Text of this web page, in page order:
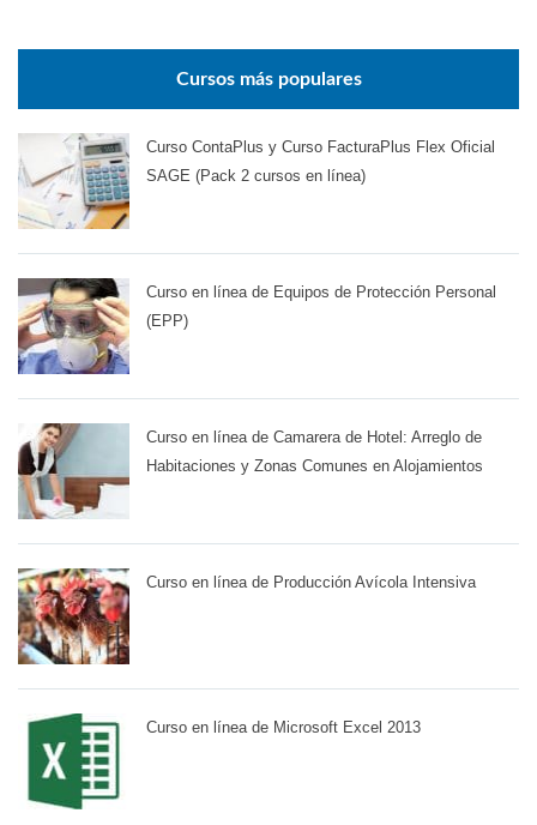
Cursos más populares
Curso ContaPlus y Curso FacturaPlus Flex Oficial
SAGE (Pack 2 cursos en línea)
Curso en línea de Equipos de Protección Personal
(EPP)
Curso en línea de Camarera de Hotel: Arreglo de
Habitaciones y Zonas Comunes en Alojamientos
Curso en línea de Producción Avícola Intensiva
Curso en línea de Microsoft Excel 2013